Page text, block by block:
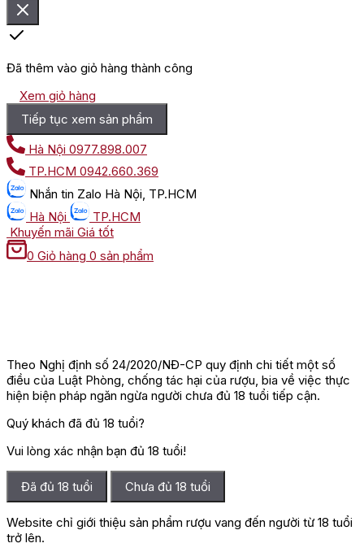
Đã thêm vào giỏ hàng thành công
Xem giỏ hàng
Tiếp tục xem sản phẩm
Hà Nội 0977.898.007
TP.HCM 0942.660.369
Nhắn tin Zalo Hà Nội, TP.HCM
Hà Nội
TP.HCM
Khuyến mãi Giá tốt
0 Giỏ hàng 0 sản phẩm
Theo Nghị định số 24/2020/NĐ-CP quy định chi tiết một số
điều của Luật Phòng, chống tác hại của rượu, bia về việc thực
hiện biện pháp ngăn ngừa người chưa đủ 18 tuổi tiếp cận.
Quý khách đã đủ 18 tuổi?
Vui lòng xác nhận bạn đủ 18 tuổi!
Đã đủ 18 tuổi Chưa đủ 18 tuổi
Website chỉ giới thiệu sản phẩm rượu vang đến người từ 18 tuổi
trở lên.